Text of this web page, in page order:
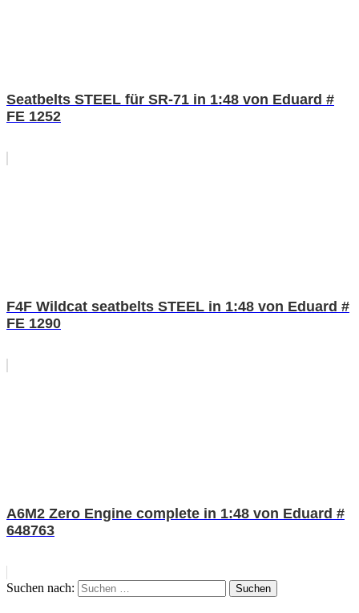
Seatbelts STEEL für SR-71 in 1:48 von Eduard #
FE 1252
F4F Wildcat seatbelts STEEL in 1:48 von Eduard #
FE 1290
A6M2 Zero Engine complete in 1:48 von Eduard #
648763
Suchen nach: Suchen